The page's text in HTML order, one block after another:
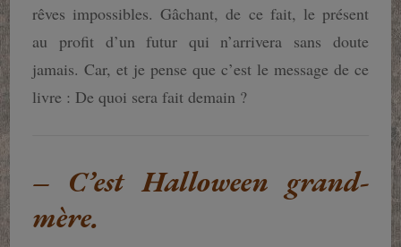
rêves impossibles. Gâchant, de ce fait, le présent
au profit d’un futur qui n’arrivera sans doute
jamais. Car, et je pense que c’est le message de ce
livre : De quoi sera fait demain ?
– C’est Halloween grand-
mère.